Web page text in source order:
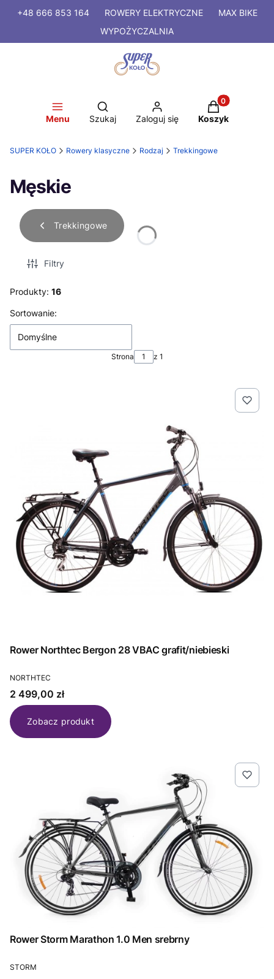
+48 666 853 164 ROWERYELEKTRYCZNE
MAX BIKE
WYPOŻYCZALNIA
Menu
Otwórz wyszukiwarkę
Szukaj Zaloguj się
Produkty w
Koszyk
SUPER KOŁO Rowery klasyczne Rodzaj Trekkingowe
Męskie
Trekkingowe
Filtry
Produkty: 16
Lista produktów
Sortowanie:
Domyślne
Strona z 1
Rower Northtec Bergon 28 VBAC grafit/niebieski
PRODUCENT
NORTHTEC
Cena
2 499,00 zł
Zobacz produkt
Rower Storm Marathon 1.0 Men srebrny
PRODUCENT
STORM